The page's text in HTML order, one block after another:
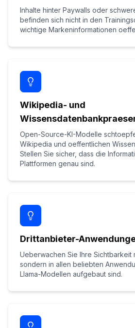
Inhalte hinter Paywalls oder
befinden sich nicht in den
wichtige Markeninformationen
Wikipedia- und
Open-Source-KI-Modelle
Wikipedia und oeffentlichen
Stellen Sie sicher, dass die
Plattformen genau sind.
Drittanbieter-
Ueberwachen Sie Ihre Sichtbarkeit
sondern in allen beliebten
Llama-Modellen aufgebaut sind.